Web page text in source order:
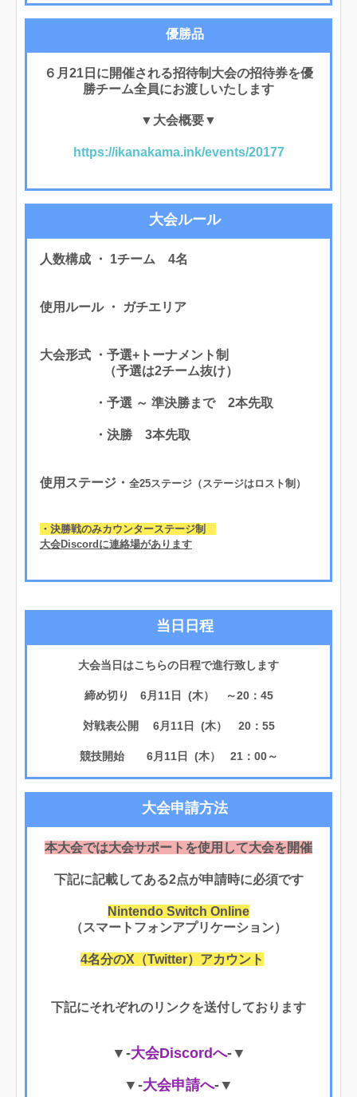
優勝品
６月21日に開催される招待制大会の招待券を優
勝チーム全員にお渡しいたします
▼大会概要▼
https://ikanakama.ink/events/20177
大会ルール
人数構成 ・ 1チーム 4名
使用ルール ・ ガチエリア
大会形式 ・予選+トーナメント制
（予選は2チーム抜け）
・予選 ～ 準決勝まで 2本先取
・決勝 3本先取
使用ステージ・ 全25ステージ（ステージはロスト制）
・決勝戦のみカウンターステージ制
大会Discordに連絡場があります
当日日程
大会当日はこちらの日程で進行致します
締め切り 6月11日 (木） ～20：45
対戦表公開 6月11日 (木） 20：55
競技開始 6月11日 (木） 21：00～
大会申請方法
本大会では大会サポートを使用して大会を開催
下記に記載してある2点が申請時に必須です
Nintendo Switch Online
（スマートフォンアプリケーション）
4名分のX（Twitter）アカウント
下記にそれぞれのリンクを送付しております
▼-大会Discordへ-▼
▼-大会申請へ-▼